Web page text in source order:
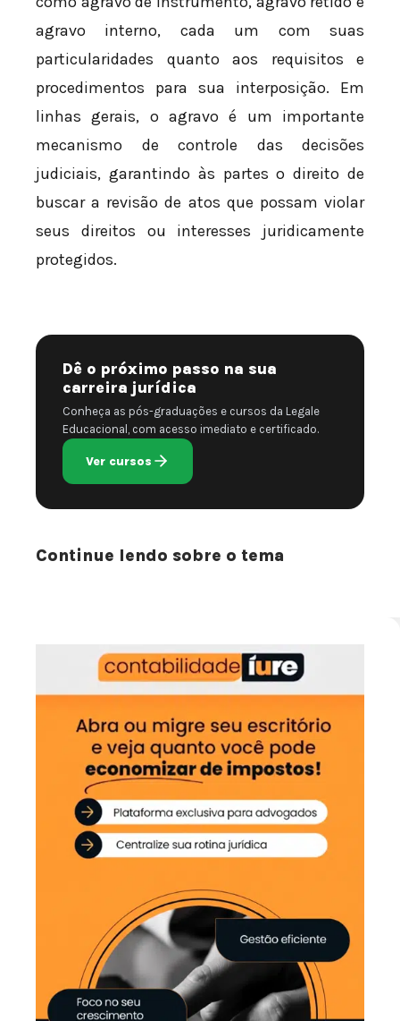
agravo interno, cada um com suas
particularidades quanto aos requisitos e
procedimentos para sua interposição. Em
linhas gerais, o agravo é um importante
mecanismo de controle das decisões
judiciais, garantindo às partes o direito de
buscar a revisão de atos que possam violar
seus direitos ou interesses juridicamente
protegidos.
Dê o próximo passo na sua
carreira jurídica
Conheça as pós-graduações e cursos da Legale
Educacional, com acesso imediato e certificado.
Ver cursos
Continue lendo sobre o tema